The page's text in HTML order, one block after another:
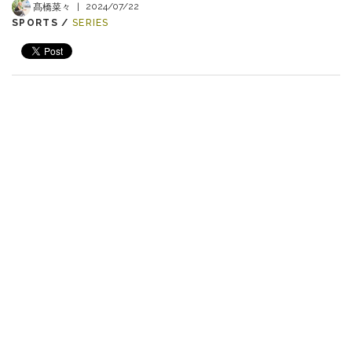
髙橋菜々 |
2024/07/22
SPORTS / SERIES